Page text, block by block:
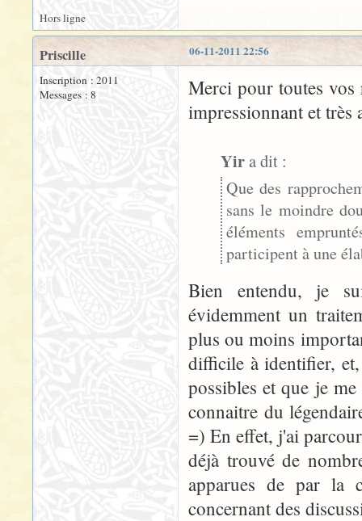
Hors ligne
06-11-2011 22:56
Priscille
Inscription : 2011
Messages : 8
Merci pour toutes vos
impressionnant et très
Yira dit :
Que des
sans le moindre
éléments
participent à une
Bien entendu, je
évidemment un
plus ou moins
difficile à identifier,
possibles et que je
connaitre du
=) En effet, j'ai
déjà trouvé de
apparues de par la
concernant des